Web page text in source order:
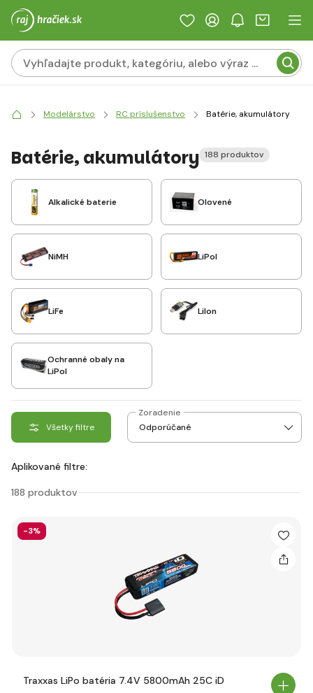
Modelárstvo RC príslušenstvo Batérie, akumulátory
Batérie, akumulátory 188 produktov
Alkalické baterie Olovené
NiMH LiPol
LiFe LiIon
Ochranné obaly na
LiPol
Všetky filtre
Zoradenie
Aplikované filtre:
188 produktov
-3%
Traxxas LiPo batéria 7.4V 5800mAh 25C iD